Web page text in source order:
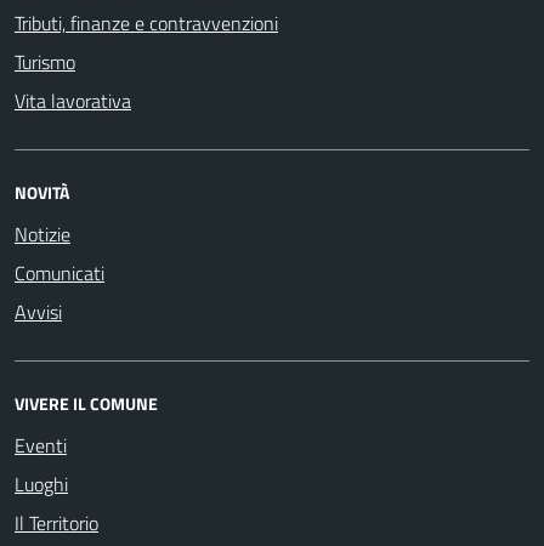
Tributi, finanze e contravvenzioni
Turismo
Vita lavorativa
NOVITÀ
Notizie
Comunicati
Avvisi
VIVERE IL COMUNE
Eventi
Luoghi
Il Territorio